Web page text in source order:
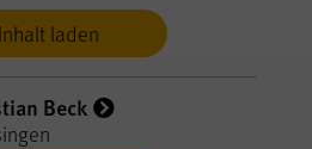
Inhalt laden
Beck